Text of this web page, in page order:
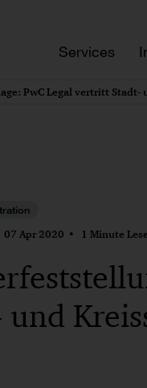
Services
07 Apr 2020 1 Minute
und